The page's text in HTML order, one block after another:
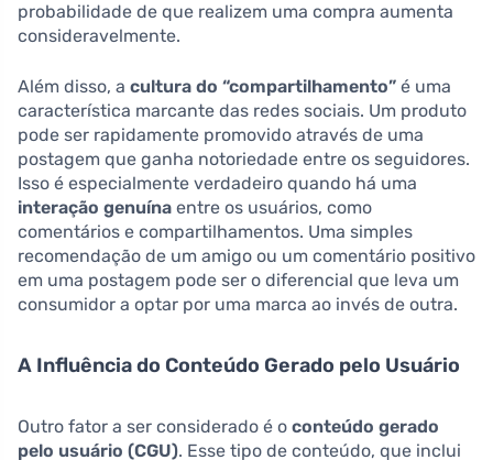
probabilidade de que realizem uma compra aumenta
consideravelmente.
Além disso, a cultura do “compartilhamento” é uma
característica marcante das redes sociais. Um produto
pode ser rapidamente promovido através de uma
postagem que ganha notoriedade entre os seguidores.
Isso é especialmente verdadeiro quando há uma
interação genuína entre os usuários, como
comentários e compartilhamentos. Uma simples
recomendação de um amigo ou um comentário positivo
em uma postagem pode ser o diferencial que leva um
consumidor a optar por uma marca ao invés de outra.
A Influência do Conteúdo Gerado pelo Usuário
Outro fator a ser considerado é o conteúdo gerado
pelo usuário (CGU). Esse tipo de conteúdo, que inclui